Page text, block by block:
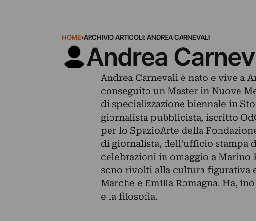
HOME›ARCHIVIO ARTICOLI: ANDREA CARNEVALI
Andrea
Andrea Carnevali è nato e vive a
conseguito un Master in Nuove
di specializzazione biennale in
giornalista pubblicista, iscritto
per lo SpazioArte della
di giornalista, dell’ufficio stampa
celebrazioni in omaggio a Marino
sono rivolti alla cultura figurativa
Marche e Emilia Romagna. Ha,
e la filosofia.